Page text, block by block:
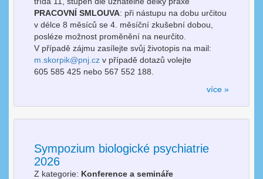
PRACOVNÍ SMLOUVA: při nástupu na dobu určitou
v délce 8 měsíců se 4. měsíční zkušební dobou,
posléze možnost proměnění na neurčito.
V případě zájmu zasílejte svůj životopis na mail:
m.skorpik@pnj.czv případě dotazů volejte
605 585 425 nebo 567 552 188.
více »
Sympozium biologické psychiatrie
2026
Z kategorie: Konference a semináře